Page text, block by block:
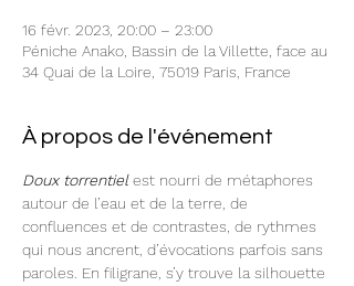
16 févr. 2023, 20:00 – 23:00
Péniche Anako, Bassin de la Villette, face au
34 Quai de la Loire, 75019 Paris, France
À propos de l'événement
Doux torrentiel est nourri de métaphores
autour de l’eau et de la terre, de
confluences et de contrastes, de rythmes
qui nous ancrent, d’évocations parfois sans
paroles. En filigrane, s’y trouve la silhouette